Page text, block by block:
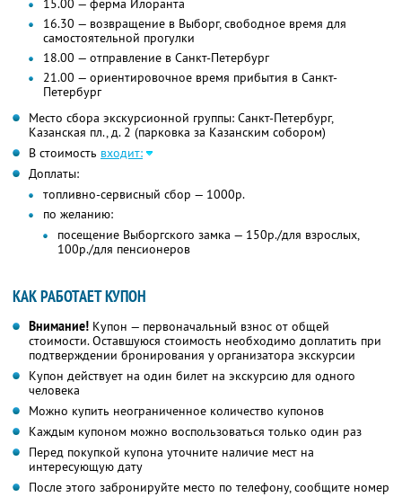
15.00 — ферма Илоранта
16.30 — возвращение в Выборг, свободное время для
самостоятельной прогулки
18.00 — отправление в Санкт-Петербург
21.00 — ориентировочное время прибытия в Санкт-
Петербург
Место сбора экскурсионной группы: Санкт-Петербург,
Казанская пл., д. 2 (парковка за Казанским собором)
В стоимость входит:
Доплаты:
топливно-сервисный сбор — 1000р.
по желанию:
посещение Выборгского замка — 150р./для взрослых,
100р./для пенсионеров
КАК РАБОТАЕТ КУПОН
Внимание! Купон — первоначальный взнос от общей
стоимости. Оставшуюся стоимость необходимо доплатить при
подтверждении бронирования у организатора экскурсии
Купон действует на один билет на экскурсию для одного
человека
Можно купить неограниченное количество купонов
Каждым купоном можно воспользоваться только один раз
Перед покупкой купона уточните наличие мест на
интересующую дату
После этого забронируйте место по телефону, сообщите номер